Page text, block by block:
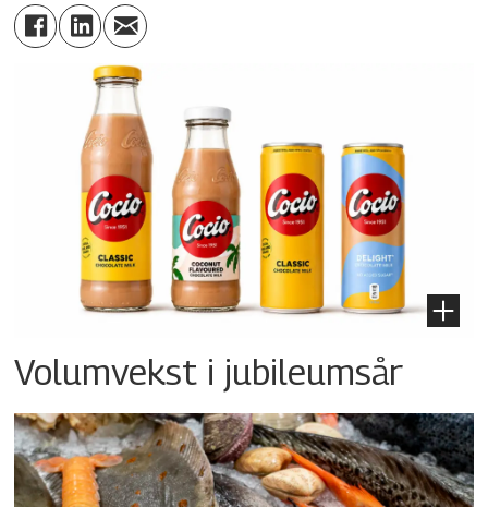
Volumvekst i jubileumsår